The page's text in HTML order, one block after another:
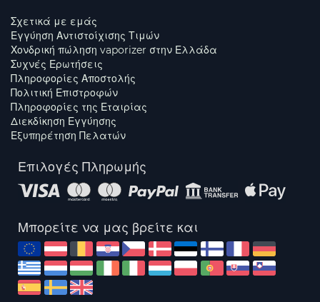
Σχετικά με εμάς
Εγγύηση Αντιστοίχισης Τιμών
Χονδρική πώληση vaporizer στην Ελλάδα
Συχνές Ερωτήσεις
Πληροφορίες Αποστολής
Πολιτική Επιστροφών
Πληροφορίες της Εταιρίας
Διεκδίκηση Εγγύησης
Εξυπηρέτηση Πελατών
Επιλογές Πληρωμής
Μπορείτε να μας βρείτε και